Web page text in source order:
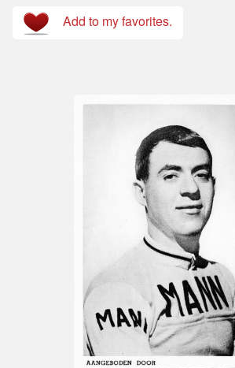
Add to my favorites.